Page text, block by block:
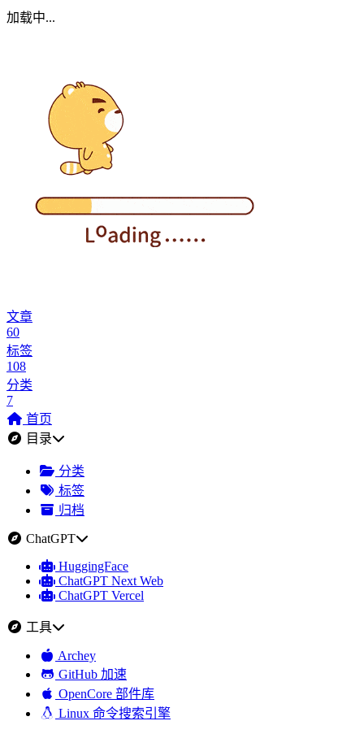
加载中...
文章
60
标签
108
分类
7
首页
目录
分类
标签
归档
ChatGPT
HuggingFace
ChatGPT Next Web
ChatGPT Vercel
工具
Archey
GitHub 加速
OpenCore 部件库
Linux 命令搜索引擎